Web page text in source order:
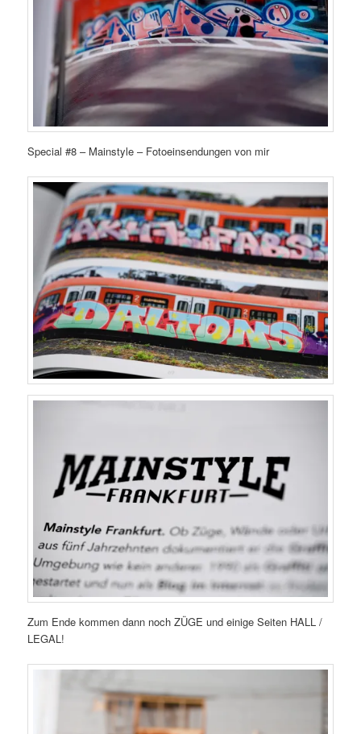
Special #8 – Mainstyle – Fotoeinsendungen von mir
Zum Ende kommen dann noch ZÜGE und einige Seiten HALL /
LEGAL!